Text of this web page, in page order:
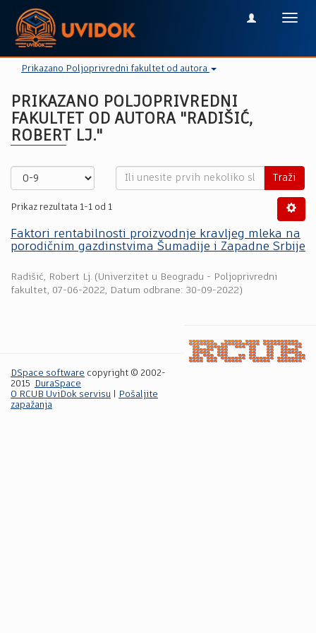
Prikazano Poljoprivredni fakultet od autora
PRIKAZANO POLJOPRIVREDNI
FAKULTET OD AUTORA "RADIŠIĆ,
ROBERT LJ."
Traži
Prikaz rezultata 1-1 od 1
Faktori rentabilnosti proizvodnje kravljeg mleka na
porodičnim gazdinstvima Šumadije i Zapadne Srbije
Radišić, Robert Lj. (Univerzitet u Beogradu - Poljoprivredni
fakultet, 07-06-2022, Datum odbrane: 30-09-2022)
DSpace software copyright © 2002-
2015
DuraSpace
O RCUB UviDok servisu
Pošaljite
zapažanja